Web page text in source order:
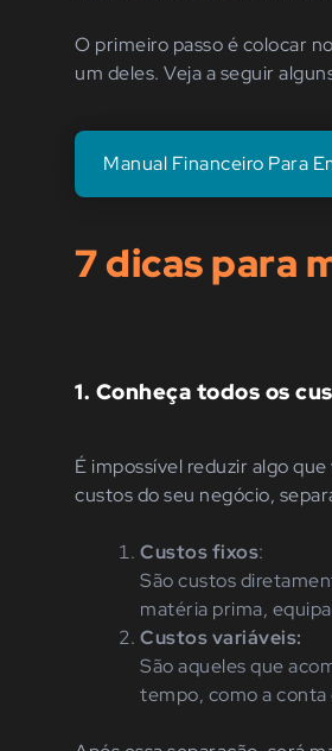
O primeiro passo é colocar
um deles. Veja a seguir
Manual Financeiro Para
7 dicas para
1. Conheça todos os
É impossível reduzir algo
custos do seu negócio,
Custos fixos:
São custos
matéria prima,
Custos variáveis:
São aqueles que
tempo, como a conta